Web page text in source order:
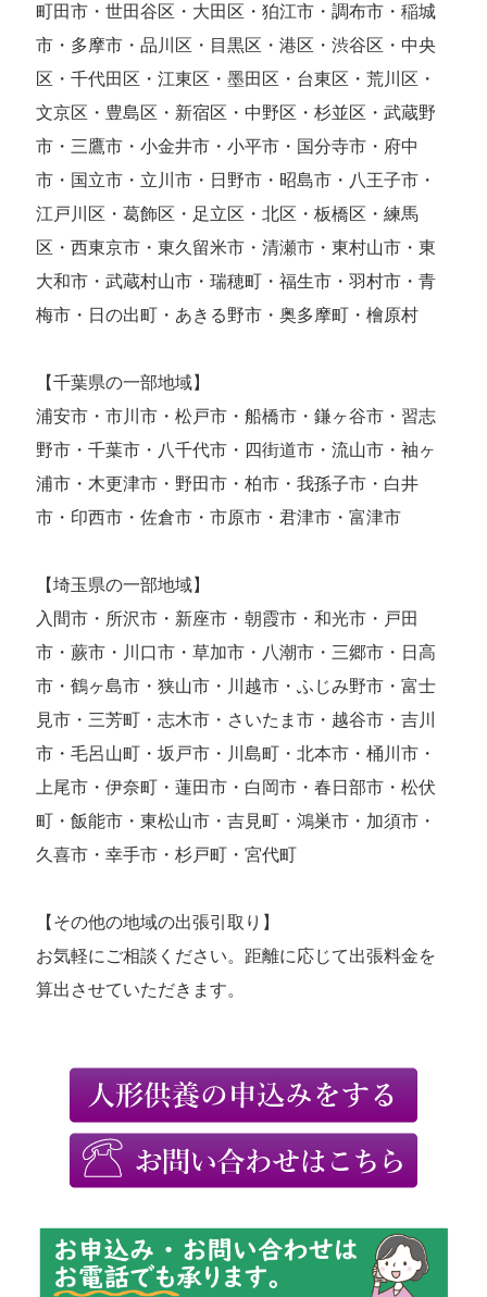
町田市・世田谷区・大田区・狛江市・調布市・稲城
市・多摩市・品川区・目黒区・港区・渋谷区・中央
区・千代田区・江東区・墨田区・台東区・荒川区・
文京区・豊島区・新宿区・中野区・杉並区・武蔵野
市・三鷹市・小金井市・小平市・国分寺市・府中
市・国立市・立川市・日野市・昭島市・八王子市・
江戸川区・葛飾区・足立区・北区・板橋区・練馬
区・西東京市・東久留米市・清瀬市・東村山市・東
大和市・武蔵村山市・瑞穂町・福生市・羽村市・青
梅市・日の出町・あきる野市・奥多摩町・檜原村
【千葉県の一部地域】
浦安市・市川市・松戸市・船橋市・鎌ヶ谷市・習志
野市・千葉市・八千代市・四街道市・流山市・袖ヶ
浦市・木更津市・野田市・柏市・我孫子市・白井
市・印西市・佐倉市・市原市・君津市・富津市
【埼玉県の一部地域】
入間市・所沢市・新座市・朝霞市・和光市・戸田
市・蕨市・川口市・草加市・八潮市・三郷市・日高
市・鶴ヶ島市・狭山市・川越市・ふじみ野市・富士
見市・三芳町・志木市・さいたま市・越谷市・吉川
市・毛呂山町・坂戸市・川島町・北本市・桶川市・
上尾市・伊奈町・蓮田市・白岡市・春日部市・松伏
町・飯能市・東松山市・吉見町・鴻巣市・加須市・
久喜市・幸手市・杉戸町・宮代町
【その他の地域の出張引取り】
お気軽にご相談ください。距離に応じて出張料金を
算出させていただきます。